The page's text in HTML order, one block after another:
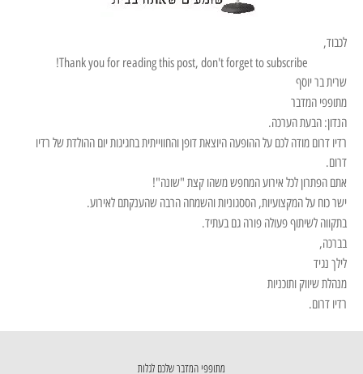
לכבוד,
Thank you for reading this post, don't forget to subscribe!
שרית בר יוסף
מתופפי המדבר
הנדון: הבעת הערכה.
רדיו דרום מודה לכם על ההופעה היוצאת דופן והחווייתית בחגיגות יום ההולדת של רדיו
דרום.
אתם הפתרון לכל אירוע המחפש משהו קצת "שונה"!
ישר כוח על המקצועיות, הססגוניות והשמחה הרבה שהענקתם לאירוע.
בתקווה לשיתוף פעולה פורה גם בעתיד.
בברכה,
לילך נגיד
מנהלת שיווק ותוכניות
רדיו דרום.
מתופפי המדבר שלכם לגלות